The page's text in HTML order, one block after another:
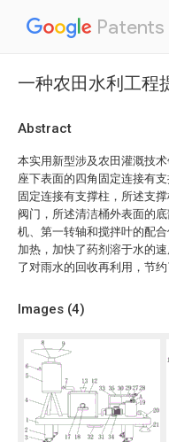
Patents
一种农田水利工程
Abstract
本实用新型涉及农田灌溉技
座下表面的四角固定连接有
固定连接有支撑柱，所述支
阀门，所述清洁桶外表面的
机、第一转轴和搅拌叶的配
加热，加快了药剂溶于水的
了对雨水的回收再利用，节
Images (4)